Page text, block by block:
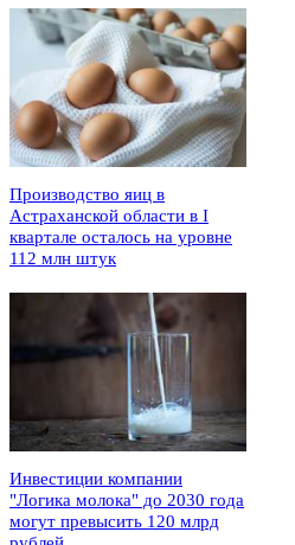
Производство яиц в
Астраханской области в I
квартале осталось на уровне
112 млн штук
Инвестиции компании
"Логика молока" до 2030 года
могут превысить 120 млрд